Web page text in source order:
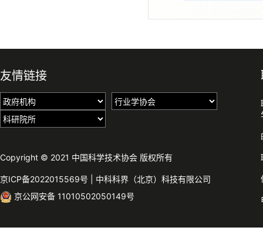
友情链接
Copyright © 2021 中国科学技术协会 版权所有
京ICP备2022015569号
中科科界（北京）科技有限公司
京公网安备 11010502050149号